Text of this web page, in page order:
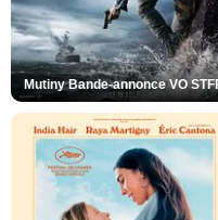
Mutiny Bande-annonce VO